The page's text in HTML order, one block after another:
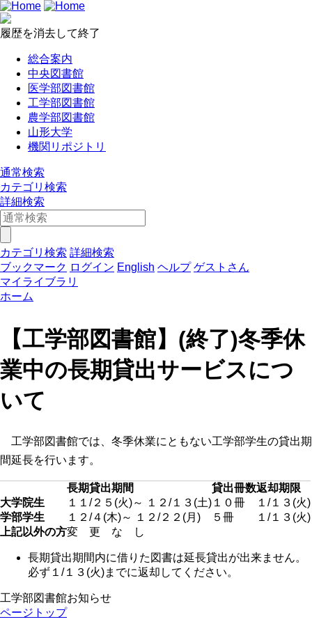
履歴を消去して終了
総合案内
中央図書館
医学部図書館
工学部図書館
農学部図書館
山形大学
機関リポジトリ
通常検索
カテゴリ検索
詳細検索
カテゴリ検索 詳細検索
ブックマーク ログイン English ヘルプ ゲストさん
マイライブラリ
ホーム
【工学部図書館】(終了)冬季休
業中の長期貸出サービスにつ
いて
工学部図書館では、冬季休業にともない工学部学生の貸出期
間延長を行います。
長期貸出期間 貸出冊数返却期限
大学院生
１１/２５(火)～ １２/１３(土) １０冊
１/１３(火)
学部学生
１２/４(木)～ １２/２２(月) ５冊
１/１３(火)
上記以外の方変 更 な し
長期貸出期間内に借りた図書は延長貸出が出来ません。
必ず１/１３(火)までに返却してください。
工学部図書館お知らせ
ページトップ